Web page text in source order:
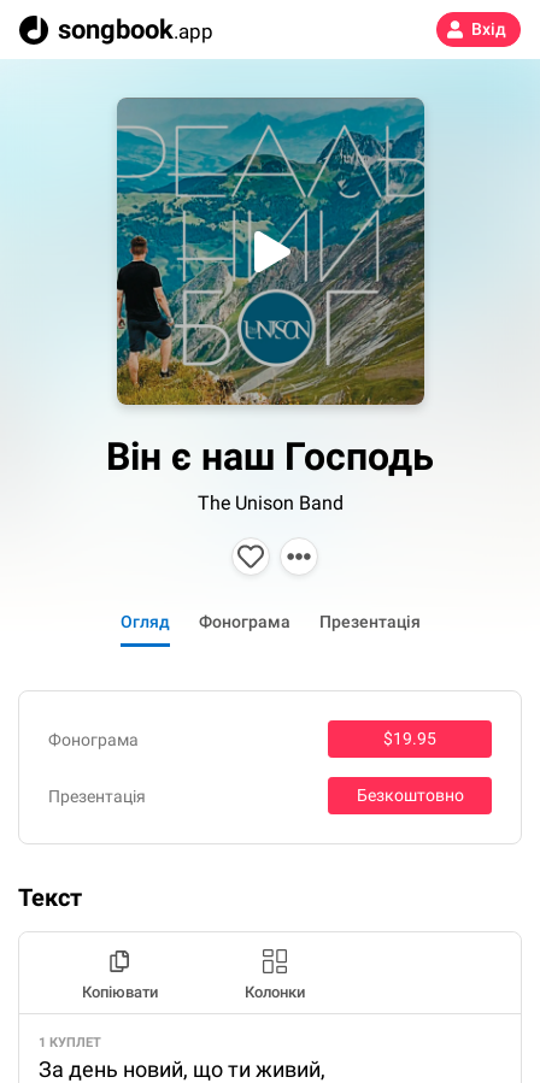
songbook.app Вхід
Він є наш Господь
The Unison Band
Огляд Фонограма Презентація
Фонограма $19.95
Презентація Безкоштовно
Текст
Копіювати Колонки
1 КУПЛЕТ
За день новий, що ти живий,